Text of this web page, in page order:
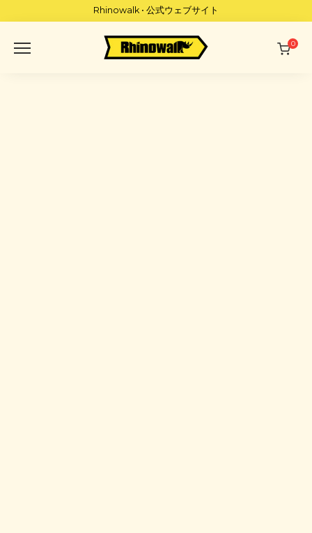
to
Rhinowalk • 公式ウェブサイト
0